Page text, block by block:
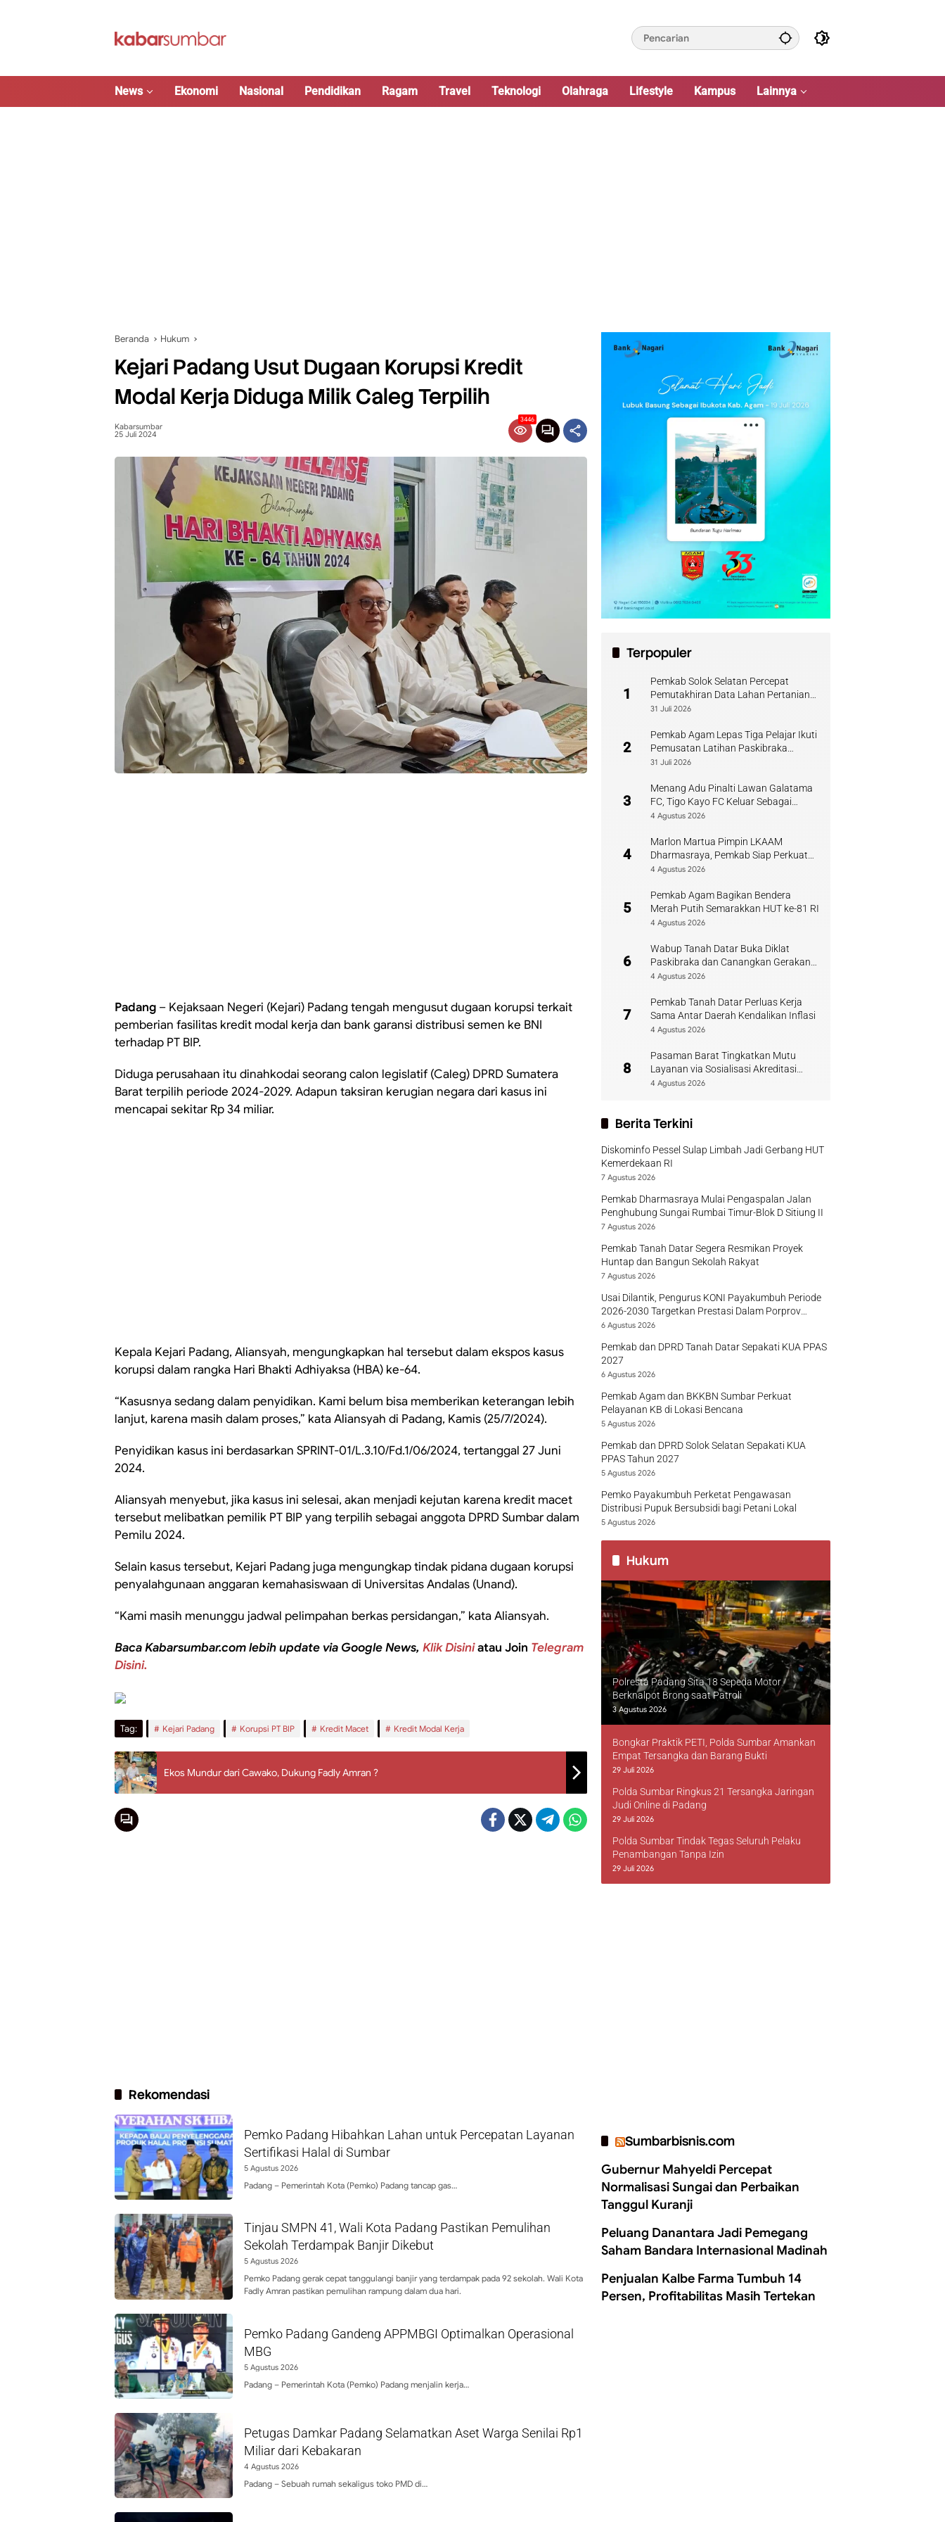
News Ekonomi Nasional Pendidikan Ragam Travel Teknologi Olahraga Lifestyle Kampus Lainnya
Beranda Hukum
Kejari Padang Usut Dugaan Korupsi Kredit
Modal Kerja Diduga Milik Caleg Terpilih
Kabarsumbar
25 Juli 2024
3446
Padang – Kejaksaan Negeri (Kejari) Padang tengah mengusut dugaan korupsi terkait
pemberian fasilitas kredit modal kerja dan bank garansi distribusi semen ke BNI
terhadap PT BIP.
Diduga perusahaan itu dinahkodai seorang calon legislatif (Caleg) DPRD Sumatera
Barat terpilih periode 2024-2029. Adapun taksiran kerugian negara dari kasus ini
mencapai sekitar Rp 34 miliar.
Kepala Kejari Padang, Aliansyah, mengungkapkan hal tersebut dalam ekspos kasus
korupsi dalam rangka Hari Bhakti Adhiyaksa (HBA) ke-64.
“Kasusnya sedang dalam penyidikan. Kami belum bisa memberikan keterangan lebih
lanjut, karena masih dalam proses,” kata Aliansyah di Padang, Kamis (25/7/2024).
Penyidikan kasus ini berdasarkan SPRINT-01/L.3.10/Fd.1/06/2024, tertanggal 27 Juni
2024.
Aliansyah menyebut, jika kasus ini selesai, akan menjadi kejutan karena kredit macet
tersebut melibatkan pemilik PT BIP yang terpilih sebagai anggota DPRD Sumbar dalam
Pemilu 2024.
Selain kasus tersebut, Kejari Padang juga mengungkap tindak pidana dugaan korupsi
penyalahgunaan anggaran kemahasiswaan di Universitas Andalas (Unand).
“Kami masih menunggu jadwal pelimpahan berkas persidangan,” kata Aliansyah.
Baca Kabarsumbar.com lebih update via Google News, Klik Disiniatau Join Telegram
Disini.
Tag: Kejari Padang Korupsi PT BIP Kredit Macet Kredit Modal Kerja
Ekos Mundur dari Cawako, Dukung Fadly Amran ?
Rekomendasi
Pemko Padang Hibahkan Lahan untuk Percepatan Layanan
Sertifikasi Halal di Sumbar
5 Agustus 2026
Padang – Pemerintah Kota (Pemko) Padang tancap gas…
Tinjau SMPN 41, Wali Kota Padang Pastikan Pemulihan
Sekolah Terdampak Banjir Dikebut
5 Agustus 2026
Pemko Padang gerak cepat tanggulangi banjir yang terdampak pada 92 sekolah. Wali Kota
Fadly Amran pastikan pemulihan rampung dalam dua hari.
Pemko Padang Gandeng APPMBGI Optimalkan Operasional
MBG
5 Agustus 2026
Padang – Pemerintah Kota (Pemko) Padang menjalin kerja…
Petugas Damkar Padang Selamatkan Aset Warga Senilai Rp1
Miliar dari Kebakaran
4 Agustus 2026
Padang – Sebuah rumah sekaligus toko PMD di…
Terpopuler
1
Pemkab Solok Selatan Percepat
Pemutakhiran Data Lahan Pertanian
Pangan Berkelanjutan
31 Juli 2026
2
Pemkab Agam Lepas Tiga Pelajar Ikuti
Pemusatan Latihan Paskibraka
Sumbar
31 Juli 2026
3
Menang Adu Pinalti Lawan Galatama
FC, Tigo Kayo FC Keluar Sebagai
Juara Piala Walikota Payakumbuh
4 Agustus 2026
4
Marlon Martua Pimpin LKAAM
Dharmasraya, Pemkab Siap Perkuat
Sinergi Adat
4 Agustus 2026
5
Pemkab Agam Bagikan Bendera
Merah Putih Semarakkan HUT ke-81 RI
4 Agustus 2026
6
Wabup Tanah Datar Buka Diklat
Paskibraka dan Canangkan Gerakan
Bendera
4 Agustus 2026
7
Pemkab Tanah Datar Perluas Kerja
Sama Antar Daerah Kendalikan Inflasi
4 Agustus 2026
8
Pasaman Barat Tingkatkan Mutu
Layanan via Sosialisasi Akreditasi
Perpustakaan 2026
4 Agustus 2026
Berita Terkini
Diskominfo Pessel Sulap Limbah Jadi Gerbang HUT
Kemerdekaan RI
7 Agustus 2026
Pemkab Dharmasraya Mulai Pengaspalan Jalan
Penghubung Sungai Rumbai Timur-Blok D Sitiung II
7 Agustus 2026
Pemkab Tanah Datar Segera Resmikan Proyek
Huntap dan Bangun Sekolah Rakyat
7 Agustus 2026
Usai Dilantik, Pengurus KONI Payakumbuh Periode
2026-2030 Targetkan Prestasi Dalam Porprov
Sumbar
6 Agustus 2026
Pemkab dan DPRD Tanah Datar Sepakati KUA PPAS
2027
6 Agustus 2026
Pemkab Agam dan BKKBN Sumbar Perkuat
Pelayanan KB di Lokasi Bencana
5 Agustus 2026
Pemkab dan DPRD Solok Selatan Sepakati KUA
PPAS Tahun 2027
5 Agustus 2026
Pemko Payakumbuh Perketat Pengawasan
Distribusi Pupuk Bersubsidi bagi Petani Lokal
5 Agustus 2026
Hukum
Polresta Padang Sita 18 Sepeda Motor
Berknalpot Brong saat Patroli
3 Agustus 2026
Bongkar Praktik PETI, Polda Sumbar Amankan
Empat Tersangka dan Barang Bukti
29 Juli 2026
Polda Sumbar Ringkus 21 Tersangka Jaringan
Judi Online di Padang
29 Juli 2026
Polda Sumbar Tindak Tegas Seluruh Pelaku
Penambangan Tanpa Izin
29 Juli 2026
Sumbarbisnis.com
Gubernur Mahyeldi Percepat
Normalisasi Sungai dan Perbaikan
Tanggul Kuranji
Peluang Danantara Jadi Pemegang
Saham Bandara Internasional Madinah
Penjualan Kalbe Farma Tumbuh 14
Persen, Profitabilitas Masih Tertekan